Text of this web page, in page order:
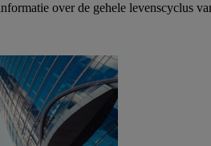
over de gehele levenscyclus